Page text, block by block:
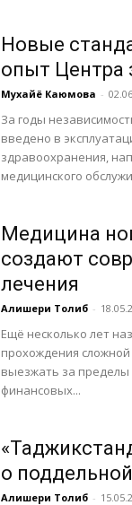
Новые
опыт Центра
Мухайё Каюмова -
За годы
введено в
здравоохранения,
медицинского
Медицина
создают
лечения
Алишери Толиб -
Ещё несколько лет
прохождения
выезжать за
финансовых...
о
Алишери Толиб -